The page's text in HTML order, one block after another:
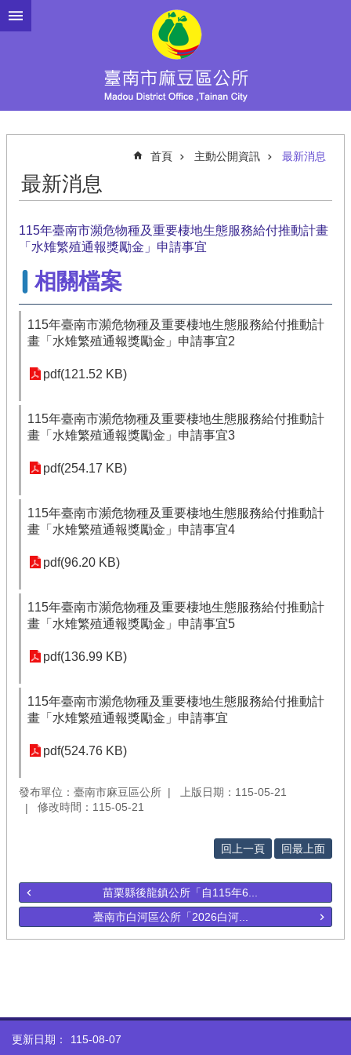
跳到主要內容區塊
首頁 主動公開資訊 最新消息
最新消息
115年臺南市瀕危物種及重要棲地生態服務給付推動計畫
「水雉繁殖通報獎勵金」申請事宜
相關檔案
115年臺南市瀕危物種及重要棲地生態服務給付推動計
畫「水雉繁殖通報獎勵金」申請事宜2
pdf(121.52 KB)
115年臺南市瀕危物種及重要棲地生態服務給付推動計
畫「水雉繁殖通報獎勵金」申請事宜3
pdf(254.17 KB)
115年臺南市瀕危物種及重要棲地生態服務給付推動計
畫「水雉繁殖通報獎勵金」申請事宜4
pdf(96.20 KB)
115年臺南市瀕危物種及重要棲地生態服務給付推動計
畫「水雉繁殖通報獎勵金」申請事宜5
pdf(136.99 KB)
115年臺南市瀕危物種及重要棲地生態服務給付推動計
畫「水雉繁殖通報獎勵金」申請事宜
pdf(524.76 KB)
發布單位：臺南市麻豆區公所
上版日期：115-05-21
修改時間：115-05-21
回上一頁 回最上面
苗栗縣後龍鎮公所「自115年6...
臺南市白河區公所「2026白河...
更新日期：
115-08-07